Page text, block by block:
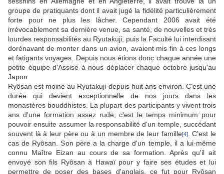
groupe de pratiquants dont il avait jugé la fidélité particulièrement
forte pour ne plus les lâcher. Cependant 2006 avait été
irrévocablement sa dernière venue, sa santé, de nouvelles et très
lourdes responsabilités au Ryutakuji, puis la Faculté lui interdisant
dorénavant de monter dans un avion, avaient mis fin à ces longs
et fatigants voyages. Depuis nous étions donc chaque année une
petite équipe d'Assise à nous déplacer chaque octobre jusqu'au
Japon
Ryôsan est moine au Ryutakuji depuis huit ans environ. C'est une
durée qui devient exceptionnelle de nos jours dans les
monastères bouddhistes. La plupart des participants y vivent trois
ans d'une formation assez rude, c'est le temps minimum pour
pouvoir ensuite assumer la responsabilité d'un temple, succédant
souvent là à leur père ou à un membre de leur famille[4]. C'est le
cas de Ryôsan. Son père a la charge d'un temple, il a lui-même
connu Maître Eizan au cours de sa formation. Après qu'il ait
envoyé son fils Ryôsan à Hawaï pour y faire ses études et lui
permettre de poser des bases d'anglais, ce fut pour Ryôsan